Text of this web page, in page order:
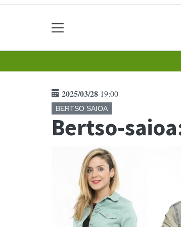
2025/03/28 19:00
BERTSO SAIOA
Bertso-